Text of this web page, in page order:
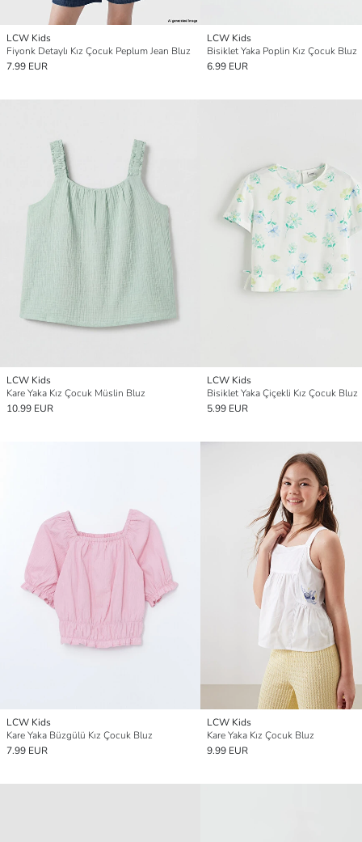
LCW Kids
Fiyonk Detaylı Kız Çocuk Peplum Jean Bluz
7.99 EUR
LCW Kids
Bisiklet Yaka Poplin Kız Çocuk Bluz
6.99 EUR
LCW Kids
Kare Yaka Kız Çocuk Müslin Bluz
10.99 EUR
LCW Kids
Bisiklet Yaka Çiçekli Kız Çocuk Bluz
5.99 EUR
LCW Kids
Kare Yaka Büzgülü Kız Çocuk Bluz
7.99 EUR
LCW Kids
Kare Yaka Kız Çocuk Bluz
9.99 EUR